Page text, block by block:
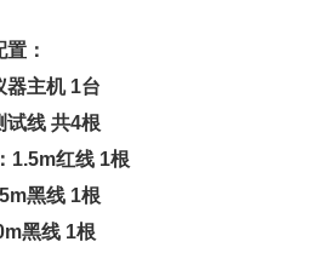
：
器主机 1台
试线 共4根
1.5m红线 1根
黑线 1根
黑线 1根